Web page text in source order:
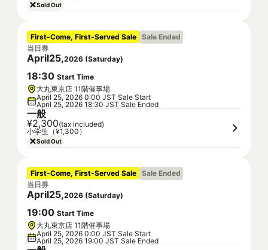
Sold Out
First-Come, First-Served Sale Sale Ended
当日券
April25,2026 (Saturday)
18:30 Start Time
大丸東京店 11階催事場
April 25, 2026 0:00 JST Sale Start
April 25, 2026 18:30 JST Sale Ended
一般
¥2,300(tax included)
小学生（¥1,300）
Sold Out
First-Come, First-Served Sale Sale Ended
当日券
April25,2026 (Saturday)
19:00 Start Time
大丸東京店 11階催事場
April 25, 2026 0:00 JST Sale Start
April 25, 2026 19:00 JST Sale Ended